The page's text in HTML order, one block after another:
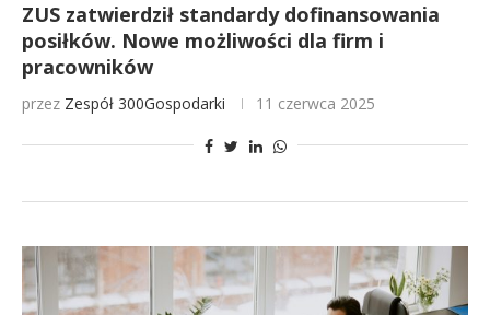
ZUS zatwierdził standardy dofinansowania
posiłków. Nowe możliwości dla firm i
pracowników
przez Zespół 300Gospodarki 11 czerwca 2025